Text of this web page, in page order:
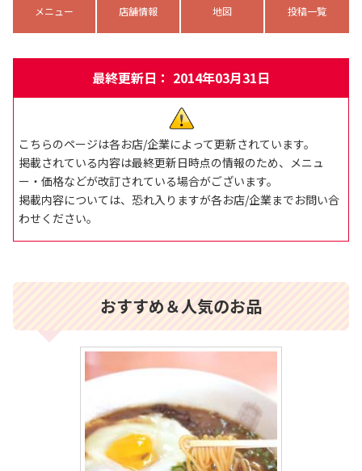
メニュー 店舗情報 地図 投稿一覧
最終更新日： 2014年03月31日
こちらのページは各お店/企業によって更新されています。
掲載されている内容は最終更新日時点の情報のため、メニュ
ー・価格などが改訂されている場合がございます。
掲載内容については、恐れ入りますが各お店/企業までお問い合
わせください。
おすすめ＆人気のお品